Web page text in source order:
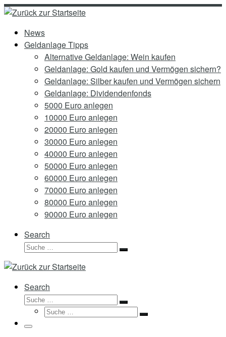
Zum
springenNews
Geldanlage Tipps
Alternative Geldanlage: Wein kaufen
Geldanlage: Gold kaufen und Vermögen sichern?
Geldanlage: Silber kaufen und Vermögen sichern
Geldanlage: Dividendenfonds
5000 Euro anlegen
10000 Euro anlegen
20000 Euro anlegen
30000 Euro anlegen
40000 Euro anlegen
50000 Euro anlegen
60000 Euro anlegen
70000 Euro anlegen
80000 Euro anlegen
90000 Euro anlegen
Search
Suche
Suche
Search
Suche
Suche
Suche
Suche
Menü